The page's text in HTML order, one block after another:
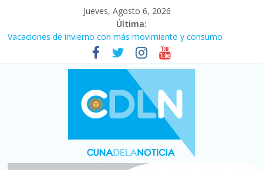
Jueves, Agosto 6, 2026
Última:
Vacaciones de invierno con más movimiento y consumo
turístico: 4,6 millones de personas viajaron por el país, un 5,9%
Fuerte caída de la venta de autos usados en julio: bajó un 12,6%
Central venció 1 a 0 al River de Coudet en el Monumental
La morosidad alcanzó su nivel más alto en dos décadas y ya
Desde que asumió Milei cerraron 41.000 kioscos: el sector
denuncia crisis como en 2001